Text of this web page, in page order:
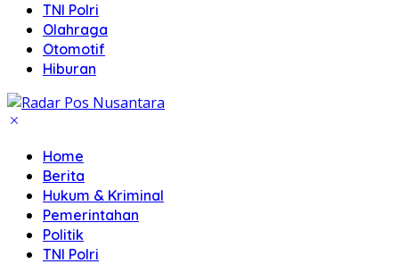
TNI Polri
Olahraga
Otomotif
Hiburan
Home
Berita
Hukum & Kriminal
Pemerintahan
Politik
TNI Polri